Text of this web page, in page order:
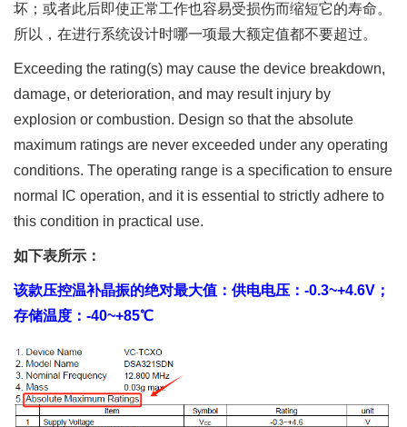
坏；或者此后即使正常工作也容易受损伤而缩短它的寿命。
所以，在进行系统设计时哪一项最大额定值都不要超过。
Exceeding the rating(s) may cause the device breakdown,
damage, or deterioration, and may result injury by
explosion or combustion. Design so that the absolute
maximum ratings are never exceeded under any operating
conditions. The operating range is a specification to ensure
normal IC operation, and it is essential to strictly adhere to
this condition in practical use.
如下表所示：
该款压控温补晶振的绝对最大值：供电电压：-0.3~+4.6V；
存储温度：-40~+85℃